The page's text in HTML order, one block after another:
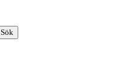
Sök